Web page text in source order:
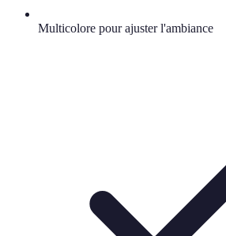
Multicolore pour ajuster l'ambiance